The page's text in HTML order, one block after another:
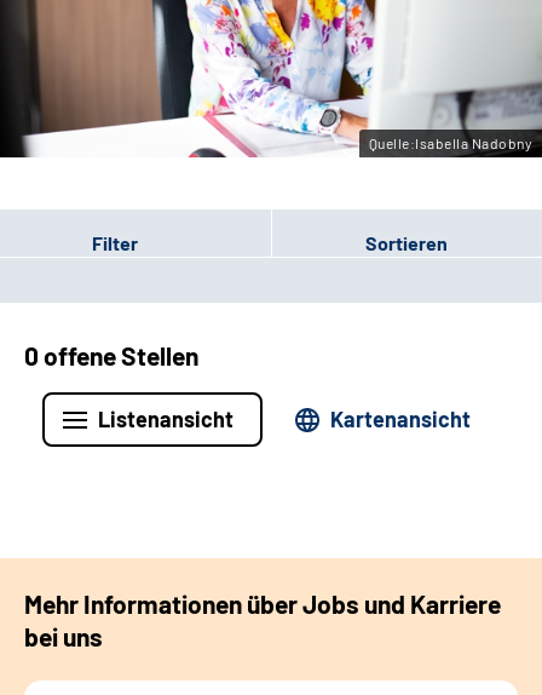
Leichte Sprache
Gebärdensprache
Quelle:Isabella Nadobny
Filter Sortieren
0 offene Stellen
Listenansicht Kartenansicht
Mehr Informationen über Jobs und Karriere
bei uns